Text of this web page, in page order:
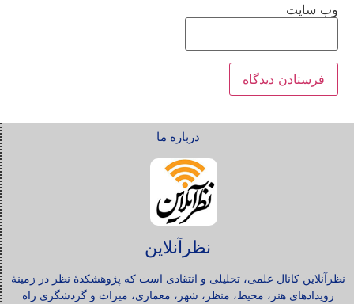
وب‌ سایت
درباره ما
نظرآنلاین
نظرآنلاین کانال علمی، تحلیلی و انتقادی است که پژوهشکدۀ نظر در زمینۀ
رویدادهای هنر، محیط، منظر، شهر، معماری، میراث و گردشگری راه